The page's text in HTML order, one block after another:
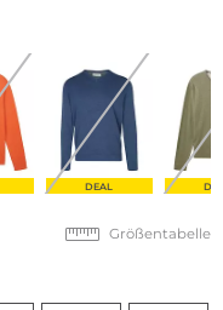
DEAL
Größentabelle